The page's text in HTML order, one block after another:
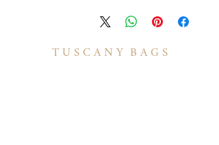
T U S C A N Y B A G S